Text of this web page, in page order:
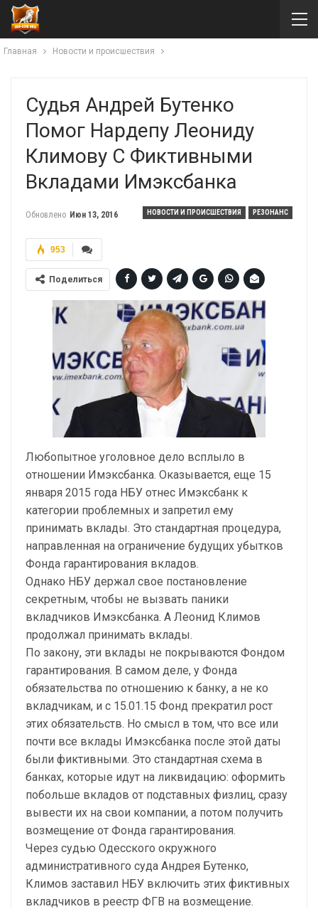
Главная Новости и происшествия
Судья Андрей Бутенко
Помог Нардепу Леониду
Климову С Фиктивными
Вкладами Имэксбанка
НОВОСТИ И ПРОИСШЕСТВИЯ РЕЗОНАНС
Обновлено Июн 13, 2016
953
Поделиться
Любопытное уголовное дело всплыло в
отношении Имэксбанка. Оказывается, еще 15
января 2015 года НБУ отнес Имэксбанк к
категории проблемных и запретил ему
принимать вклады. Это стандартная процедура,
направленная на ограничение будущих убытков
Фонда гарантирования вкладов.
Однако НБУ держал свое постановление
секретным, чтобы не вызвать паники
вкладчиков Имэксбанка. А Леонид Климов
продолжал принимать вклады.
По закону, эти вклады не покрываются Фондом
гарантирования. В самом деле, у Фонда
обязательства по отношению к банку, а не ко
вкладчикам, и с 15.01.15 Фонд прекратил рост
этих обязательств. Но смысл в том, что все или
почти все вклады Имэксбанка после этой даты
были фиктивными. Это стандартная схема в
банках, которые идут на ликвидацию: оформить
побольше вкладов от подставных физлиц, сразу
вывести их на свои компании, а потом получить
возмещение от Фонда гарантирования.
Через судью Одесского окружного
административного суда Андрея Бутенко,
Климов заставил НБУ включить этих фиктивных
вкладчиков в реестр ФГВ на возмещение.